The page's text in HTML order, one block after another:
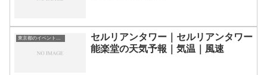
東京都のイベント会場一覧
セルリアンタワー｜セルリアンタワー
能楽堂の天気予報｜気温｜風速